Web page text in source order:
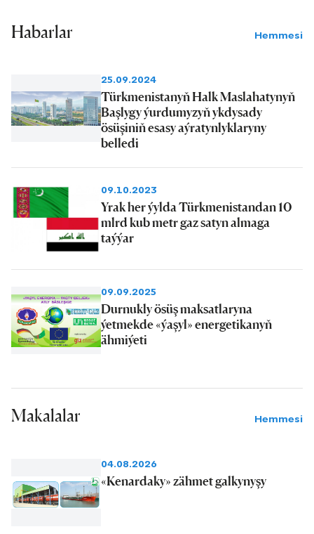
Habarlar Hemmesi
25.09.2024
Türkmenistanyň Halk Maslahatynyň
Başlygy ýurdumyzyň ykdysady
ösüşiniň esasy aýratynlyklaryny
belledi
09.10.2023
Yrak her ýylda Türkmenistandan 10
mlrd kub metr gaz satyn almaga
taýýar
09.09.2025
Durnukly ösüş maksatlaryna
ýetmekde «ýaşyl» energetikanyň
ähmiýeti
Makalalar Hemmesi
04.08.2026
«Kenardaky» zähmet galkynyşy